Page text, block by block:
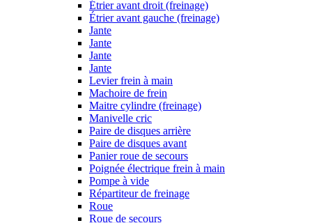
Étrier avant droit (freinage)
Étrier avant gauche (freinage)
Jante
Jante
Jante
Jante
Levier frein à main
Machoire de frein
Maitre cylindre (freinage)
Manivelle cric
Paire de disques arrière
Paire de disques avant
Panier roue de secours
Poignée électrique frein à main
Pompe à vide
Répartiteur de freinage
Roue
Roue de secours